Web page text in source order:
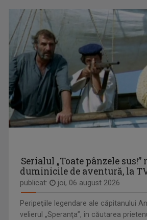
FORŢA IDEILOR
TVR 2 oferă telespectatorilor săi ocazia de a
Serialul „Toate pânzele sus!”
duminicile de aventură, la
publicat: joi, 06 august 2026
Peripeţiile legendare ale căpitanului
velierul „Speranţa”, în căutarea